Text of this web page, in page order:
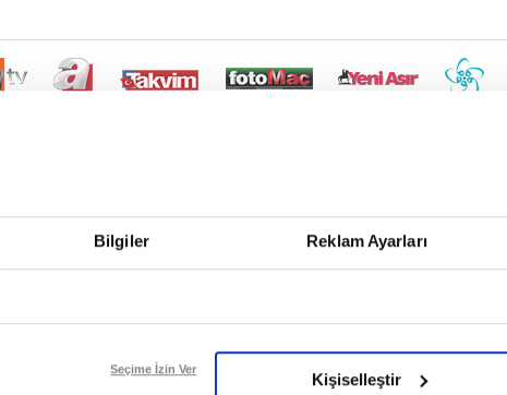
Bilgiler Reklam Ayarları
Seçime İzin Ver
Kişiselleştir